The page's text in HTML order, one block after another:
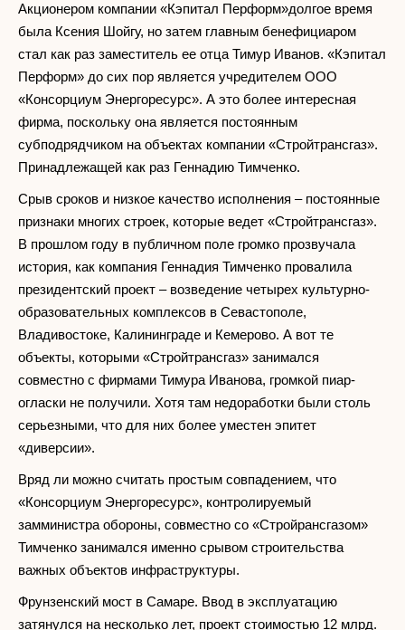
Акционером компании «Кэпитал Перформ»долгое время
была Ксения Шойгу, но затем главным бенефициаром
стал как раз заместитель ее отца Тимур Иванов. «Кэпитал
Перформ» до сих пор является учредителем ООО
«Консорциум Энергоресурс». А это более интересная
фирма, поскольку она является постоянным
субподрядчиком на объектах компании «Стройтрансгаз».
Принадлежащей как раз Геннадию Тимченко.
Срыв сроков и низкое качество исполнения – постоянные
признаки многих строек, которые ведет «Стройтрансгаз».
В прошлом году в публичном поле громко прозвучала
история, как компания Геннадия Тимченко провалила
президентский проект – возведение четырех культурно-
образовательных комплексов в Севастополе,
Владивостоке, Калининграде и Кемерово. А вот те
объекты, которыми «Стройтрансгаз» занимался
совместно с фирмами Тимура Иванова, громкой пиар-
огласки не получили. Хотя там недоработки были столь
серьезными, что для них более уместен эпитет
«диверсии».
Вряд ли можно считать простым совпадением, что
«Консорциум Энергоресурс», контролируемый
замминистра обороны, совместно со «Стройрансгазом»
Тимченко занимался именно срывом строительства
важных объектов инфраструктуры.
Фрунзенский мост в Самаре. Ввод в эксплуатацию
затянулся на несколько лет, проект стоимостью 12 млрд.